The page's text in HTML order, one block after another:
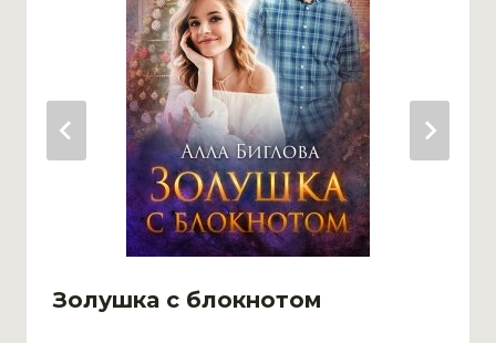
Золушка с блокнотом